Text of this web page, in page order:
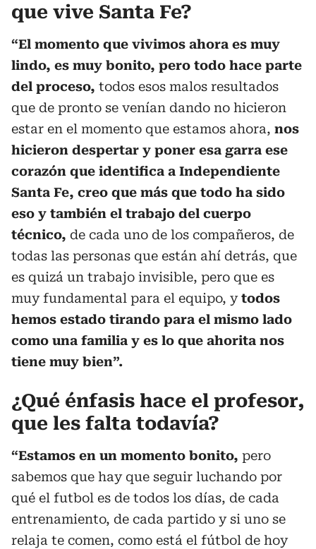
que vive Santa Fe?
“El momento que vivimos ahora es muy
lindo, es muy bonito, pero todo hace parte
del proceso, todos esos malos resultados
que de pronto se venían dando no hicieron
estar en el momento que estamos ahora, nos
hicieron despertar y poner esa garra ese
corazón que identifica a Independiente
Santa Fe, creo que más que todo ha sido
eso y también el trabajo del cuerpo
técnico, de cada uno de los compañeros, de
todas las personas que están ahí detrás, que
es quizá un trabajo invisible, pero que es
muy fundamental para el equipo, ytodos
hemos estado tirando para el mismo lado
como una familia y es lo que ahorita nos
tiene muy bien”.
¿Qué énfasis hace el profesor,
que les falta todavía?
“Estamos en un momento bonito, pero
sabemos que hay que seguir luchando por
qué el futbol es de todos los días, de cada
entrenamiento, de cada partido y si uno se
relaja te comen, como está el fútbol de hoy